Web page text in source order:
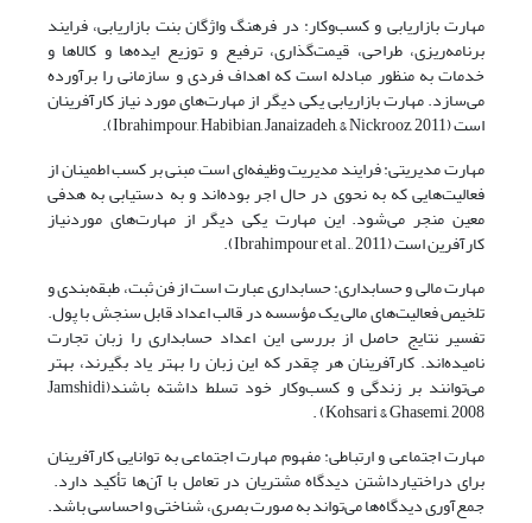
مهارت بازاریابی و کسب‌وکار: در فرهنگ واژگان بنت بازاریابی، فرایند
برنامه‌ریزی، طراحی، قیمت‌گذاری، ترفیع و توزیع ایده‌ها و کالاها و
خدمات به ‌منظور مبادله است که اهداف فردی و سازمانی را برآورده
می‌سازد. مهارت بازاریابی یکی دیگر از مهارت‌های مورد نیاز کارآفرینان
است (Ibrahimpour, Habibian, Janaizadeh, & Nickrooz, 2011).
مهارت مدیریتی: فرایند مدیریت وظیفه‌ای است مبنی بر کسب اطمینان از
فعالیت‌هایی که به نحوی در حال اجر بوده‌اند و به دستیابی به هدفی
معین منجر می‌شود. این مهارت یکی دیگر از مهارت‌های موردنیاز
کارآفرین است (Ibrahimpour et al., 2011).
مهارت مالی و حسابداری: حسابداری عبارت است از فن ثبت، طبقه‌بندی و
تلخیص فعالیت‌های مالی یک مؤسسه در قالب اعداد قابل‌ سنجش با پول.
تفسیر نتایج حاصل از بررسی این اعداد حسابداری را زبان تجارت
نامیده‌اند. کارآفرینان هر چقدر که این زبان را بهتر یاد بگیرند، بهتر
می‌توانند بر زندگی و کسب‌وکار خود تسلط داشته باشند(Jamshidi
Kohsari & Ghasemi, 2008) .
مهارت اجتماعی و ارتباطی: مفهوم مهارت اجتماعی به توانایی کارآفرینان
برای دراختیارداشتن دیدگاه مشتریان در تعامل با آن‌ها تأکید دارد.
جمع‌آوری دیدگاه‌ها می‌تواند به ‌صورت بصری، شناختی و احساسی باشد.